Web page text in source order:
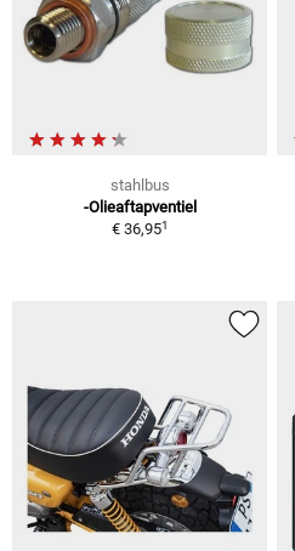
stahlbus
-Olieaftapventiel
€ 36,951